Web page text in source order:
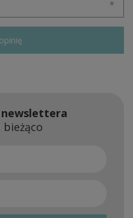
newslettera
bieżąco